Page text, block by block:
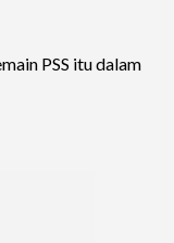
PSS itu dalam